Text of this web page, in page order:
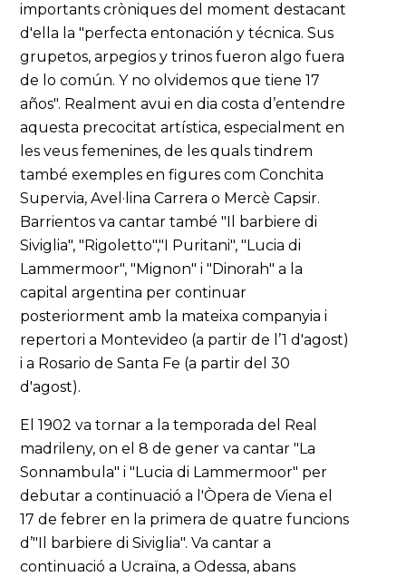
importants cròniques del moment destacant
d'ella la "perfecta entonación y técnica. Sus
grupetos, arpegios y trinos fueron algo fuera
de lo común. Y no olvidemos que tiene 17
años". Realment avui en dia costa d’entendre
aquesta precocitat artística, especialment en
les veus femenines, de les quals tindrem
també exemples en figures com Conchita
Supervia, Avel·lina Carrera o Mercè Capsir.
Barrientos va cantar també "Il barbiere di
Siviglia", "Rigoletto","I Puritani", "Lucia di
Lammermoor", "Mignon" i "Dinorah" a la
capital argentina per continuar
posteriorment amb la mateixa companyia i
repertori a Montevideo (a partir de l’1 d'agost)
i a Rosario de Santa Fe (a partir del 30
d'agost).
El 1902 va tornar a la temporada del Real
madrileny, on el 8 de gener va cantar "La
Sonnambula" i "Lucia di Lammermoor" per
debutar a continuació a l'Òpera de Viena el
17 de febrer en la primera de quatre funcions
d’"Il barbiere di Siviglia". Va cantar a
continuació a Ucraïna, a Odessa, abans